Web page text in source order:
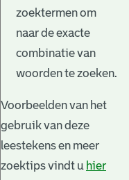
zoektermen om
naar de exacte
combinatie van
woorden te zoeken.
Voorbeelden van het
gebruik van deze
leestekens en meer
zoektips vindt u hier